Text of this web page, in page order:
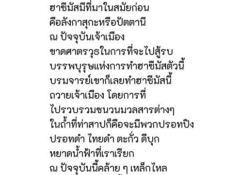
ฮาซีมัสมีที่มาในสมัยก่อน
คือลังกาสุกะหรือปัตตานี
ณ ปัจจุบันเจ้าเมือง
ขาดศาตรวุธในการที่จะไปสู้รบ
บรรพบุรุษแห่งการทำฮาซีมัสตัวนี้
บรมจารย์เขาก็เลยทำฮาซีมัสนี้
ถวายเจ้าเมือง โดยการที่
ไปรวบรวมชนวนมวลสารต่างๆ
ในถ้ำที่ท่าสาปก็คือจะมีพวกปรอทปิง
ปรอทดำ ไทยดำ ตะกั่ว ดีบุก
หยาดน้ำฟ้าที่เราเรียก
ณ ปัจจุบันนี้คล้าย ๆ เหล็กไหล